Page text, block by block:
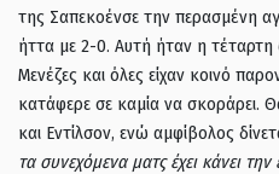
της Σαπεκοένσε την περασμένη
ήττα με 2-0. Αυτή ήταν η τέταρτη
Μενέζες και όλες είχαν κοινό
κατάφερε σε καμία να σκοράρει.
και Εντίλσον, ενώ αμφίβολος
τα συνεχόμενα ματς έχει κάνει